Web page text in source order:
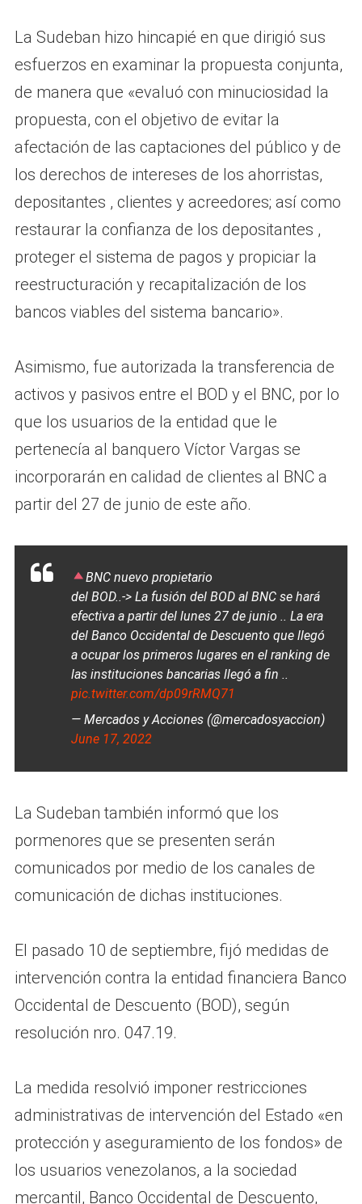
La Sudeban hizo hincapié en que dirigió sus
esfuerzos en examinar la propuesta conjunta,
de manera que «evaluó con minuciosidad la
propuesta, con el objetivo de evitar la
afectación de las captaciones del público y de
los derechos de intereses de los ahorristas,
depositantes , clientes y acreedores; así como
restaurar la confianza de los depositantes ,
proteger el sistema de pagos y propiciar la
reestructuración y recapitalización de los
bancos viables del sistema bancario».
Asimismo, fue autorizada la transferencia de
activos y pasivos entre el BOD y el BNC, por lo
que los usuarios de la entidad que le
pertenecía al banquero Víctor Vargas se
incorporarán en calidad de clientes al BNC a
partir del 27 de junio de este año.
BNC nuevo propietario
del BOD..-> La fusión del BOD al BNC se hará
efectiva a partir del lunes 27 de junio .. La era
del Banco Occidental de Descuento que llegó
a ocupar los primeros lugares en el ranking de
las instituciones bancarias llegó a fin ..
pic.twitter.com/dp09rRMQ71
— Mercados y Acciones (@mercadosyaccion)
June 17, 2022
La Sudeban también informó que los
pormenores que se presenten serán
comunicados por medio de los canales de
comunicación de dichas instituciones.
El pasado 10 de septiembre, fijó medidas de
intervención contra la entidad financiera Banco
Occidental de Descuento (BOD), según
resolución nro. 047.19.
La medida resolvió imponer restricciones
administrativas de intervención del Estado «en
protección y aseguramiento de los fondos» de
los usuarios venezolanos, a la sociedad
mercantil, Banco Occidental de Descuento,